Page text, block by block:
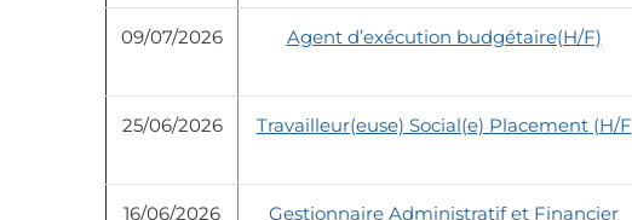
09/07/2026 Agent d’exécution budgétaire(H/F)
25/06/2026 Travailleur(euse) Social(e) Placement (H/F
16/06/2026
Gestionnaire Administratif et Financier